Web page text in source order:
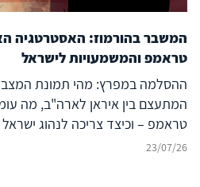
המשבר בהורמוז: האסטרטגיה
טראמפ והמשמעויות לישראל
ההסלמה במפרץ: מהי תמונת המצב
המתעצם בין איראן לארה"ב, מה
טראמפ – וכיצד צריכה לנהוג
לעימות?
23/07/26